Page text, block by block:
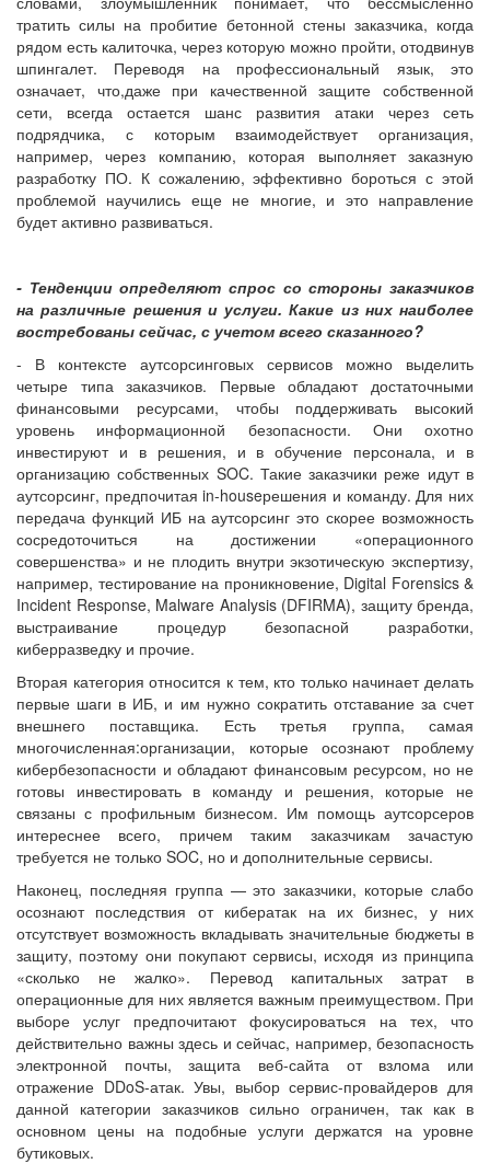
тратить силы на пробитие бетонной стены заказчика, когда
рядом есть калиточка, через которую можно пройти, отодвинув
шпингалет. Переводя на профессиональный язык, это
означает, что,даже при качественной защите собственной
сети, всегда остается шанс развития атаки через сеть
подрядчика, с которым взаимодействует организация,
например, через компанию, которая выполняет заказную
разработку ПО. К сожалению, эффективно бороться с этой
проблемой научились еще не многие, и это направление
будет активно развиваться.
- Тенденции определяют спрос со стороны заказчиков
на различные решения и услуги. Какие из них наиболее
востребованы сейчас, с учетом всего сказанного?
- В контексте аутсорсинговых сервисов можно выделить
четыре типа заказчиков. Первые обладают достаточными
финансовыми ресурсами, чтобы поддерживать высокий
уровень информационной безопасности. Они охотно
инвестируют и в решения, и в обучение персонала, и в
организацию собственных SOC. Такие заказчики реже идут в
аутсорсинг, предпочитая in-houseрешения и команду. Для них
передача функций ИБ на аутсорсинг это скорее возможность
сосредоточиться на достижении «операционного
совершенства» и не плодить внутри экзотическую экспертизу,
например, тестирование на проникновение, Digital Forensics &
Incident Response, Malware Analysis (DFIRMA), защиту бренда,
выстраивание процедур безопасной разработки,
киберразведку и прочие.
Вторая категория относится к тем, кто только начинает делать
первые шаги в ИБ, и им нужно сократить отставание за счет
внешнего поставщика. Есть третья группа, самая
многочисленная:организации, которые осознают проблему
кибербезопасности и обладают финансовым ресурсом, но не
готовы инвестировать в команду и решения, которые не
связаны с профильным бизнесом. Им помощь аутсорсеров
интереснее всего, причем таким заказчикам зачастую
требуется не только SOC, но и дополнительные сервисы.
Наконец, последняя группа — это заказчики, которые слабо
осознают последствия от кибератак на их бизнес, у них
отсутствует возможность вкладывать значительные бюджеты в
защиту, поэтому они покупают сервисы, исходя из принципа
«сколько не жалко». Перевод капитальных затрат в
операционные для них является важным преимуществом. При
выборе услуг предпочитают фокусироваться на тех, что
действительно важны здесь и сейчас, например, безопасность
электронной почты, защита веб-сайта от взлома или
отражение DDoS-атак. Увы, выбор сервис-провайдеров для
данной категории заказчиков сильно ограничен, так как в
основном цены на подобные услуги держатся на уровне
бутиковых.